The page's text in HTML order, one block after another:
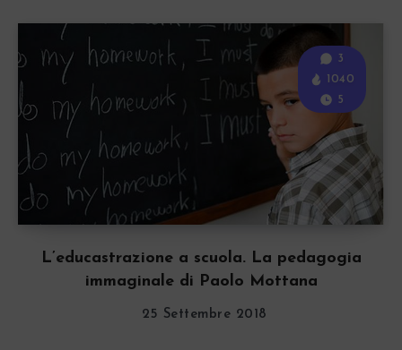
L’educastrazione a scuola. La pedagogia
immaginale di Paolo Mottana
3
1040
5
25 Settembre 2018